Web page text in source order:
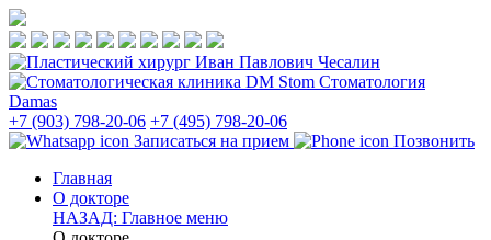
Стоматология
Damas
+7 (903) 798-20-06 +7 (495) 798-20-06
Записаться на прием
Позвонить
Главная
О докторе
НАЗАД: Главное меню